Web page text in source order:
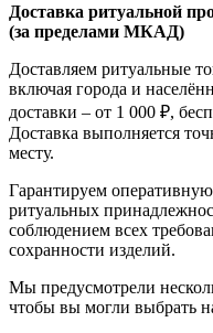
Доставка ритуальной
(за пределами МКАД)
Доставляем ритуальные
включая города и
доставки – от 1 000 ₽,
Доставка выполняется
месту.
Гарантируем
ритуальных
соблюдением всех
сохранности изделий.
Мы предусмотрели
чтобы вы могли выбрать